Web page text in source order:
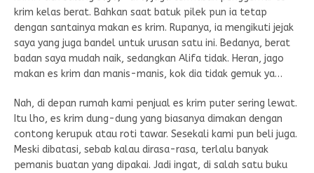
krim kelas berat. Bahkan saat batuk pilek pun ia tetap
dengan santainya makan es krim. Rupanya, ia mengikuti jejak
saya yang juga bandel untuk urusan satu ini. Bedanya, berat
badan saya mudah naik, sedangkan Alifa tidak. Heran, jago
makan es krim dan manis-manis, kok dia tidak gemuk ya…
Nah, di depan rumah kami penjual es krim puter sering lewat.
Itu lho, es krim dung-dung yang biasanya dimakan dengan
contong kerupuk atau roti tawar. Sesekali kami pun beli juga.
Meski dibatasi, sebab kalau dirasa-rasa, terlalu banyak
pemanis buatan yang dipakai. Jadi ingat, di salah satu buku